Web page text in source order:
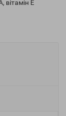
вітамін Е